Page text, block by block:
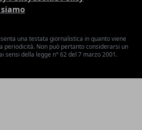
siamo
una testata giornalistica in quanto viene
periodicità. Non può pertanto considerarsi un
sensi della legge n° 62 del 7 marzo 2001.